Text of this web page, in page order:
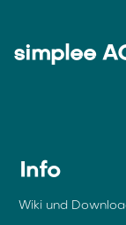
simplee
Info
Wiki und